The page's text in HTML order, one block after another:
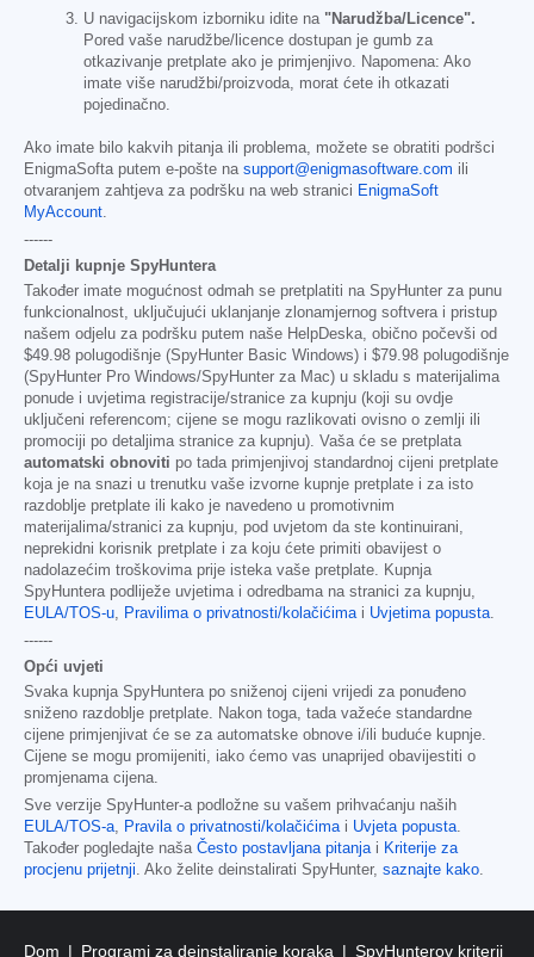
U navigacijskom izborniku idite na "Narudžba/Licence".
Pored vaše narudžbe/licence dostupan je gumb za
otkazivanje pretplate ako je primjenjivo. Napomena: Ako
imate više narudžbi/proizvoda, morat ćete ih otkazati
pojedinačno.
Ako imate bilo kakvih pitanja ili problema, možete se obratiti podršci
EnigmaSofta putem e-pošte na support@enigmasoftware.com ili
otvaranjem zahtjeva za podršku na web stranici EnigmaSoft
MyAccount.
------
Detalji kupnje SpyHuntera
Također imate mogućnost odmah se pretplatiti na SpyHunter za punu
funkcionalnost, uključujući uklanjanje zlonamjernog softvera i pristup
našem odjelu za podršku putem naše HelpDeska, obično počevši od
$49.98 polugodišnje (SpyHunter Basic Windows) i $79.98 polugodišnje
(SpyHunter Pro Windows/SpyHunter za Mac) u skladu s materijalima
ponude i uvjetima registracije/stranice za kupnju (koji su ovdje
uključeni referencom; cijene se mogu razlikovati ovisno o zemlji ili
promociji po detaljima stranice za kupnju). Vaša će se pretplata
automatski obnoviti po tada primjenjivoj standardnoj cijeni pretplate
koja je na snazi u trenutku vaše izvorne kupnje pretplate i za isto
razdoblje pretplate ili kako je navedeno u promotivnim
materijalima/stranici za kupnju, pod uvjetom da ste kontinuirani,
neprekidni korisnik pretplate i za koju ćete primiti obavijest o
nadolazećim troškovima prije isteka vaše pretplate. Kupnja
SpyHuntera podliježe uvjetima i odredbama na stranici za kupnju,
EULA/TOS-u, Pravilima o privatnosti/kolačićimai Uvjetima popusta.
------
Opći uvjeti
Svaka kupnja SpyHuntera po sniženoj cijeni vrijedi za ponuđeno
sniženo razdoblje pretplate. Nakon toga, tada važeće standardne
cijene primjenjivat će se za automatske obnove i/ili buduće kupnje.
Cijene se mogu promijeniti, iako ćemo vas unaprijed obavijestiti o
promjenama cijena.
Sve verzije SpyHunter-a podložne su vašem prihvaćanju naših
EULA/TOS-a, Pravila o privatnosti/kolačićimai Uvjeta popusta.
Također pogledajte naša Često postavljana pitanjai Kriterije za
procjenu prijetnji. Ako želite deinstalirati SpyHunter, saznajte kako.
Dom Programi za deinstaliranje koraka SpyHunterov kriterij